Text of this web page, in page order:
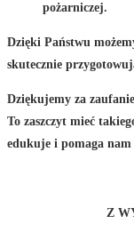
pożarniczej.
Dzięki Państwu
skutecznie
Dziękujemy za
To zaszczyt mieć
edukuje i pomaga nam
Z